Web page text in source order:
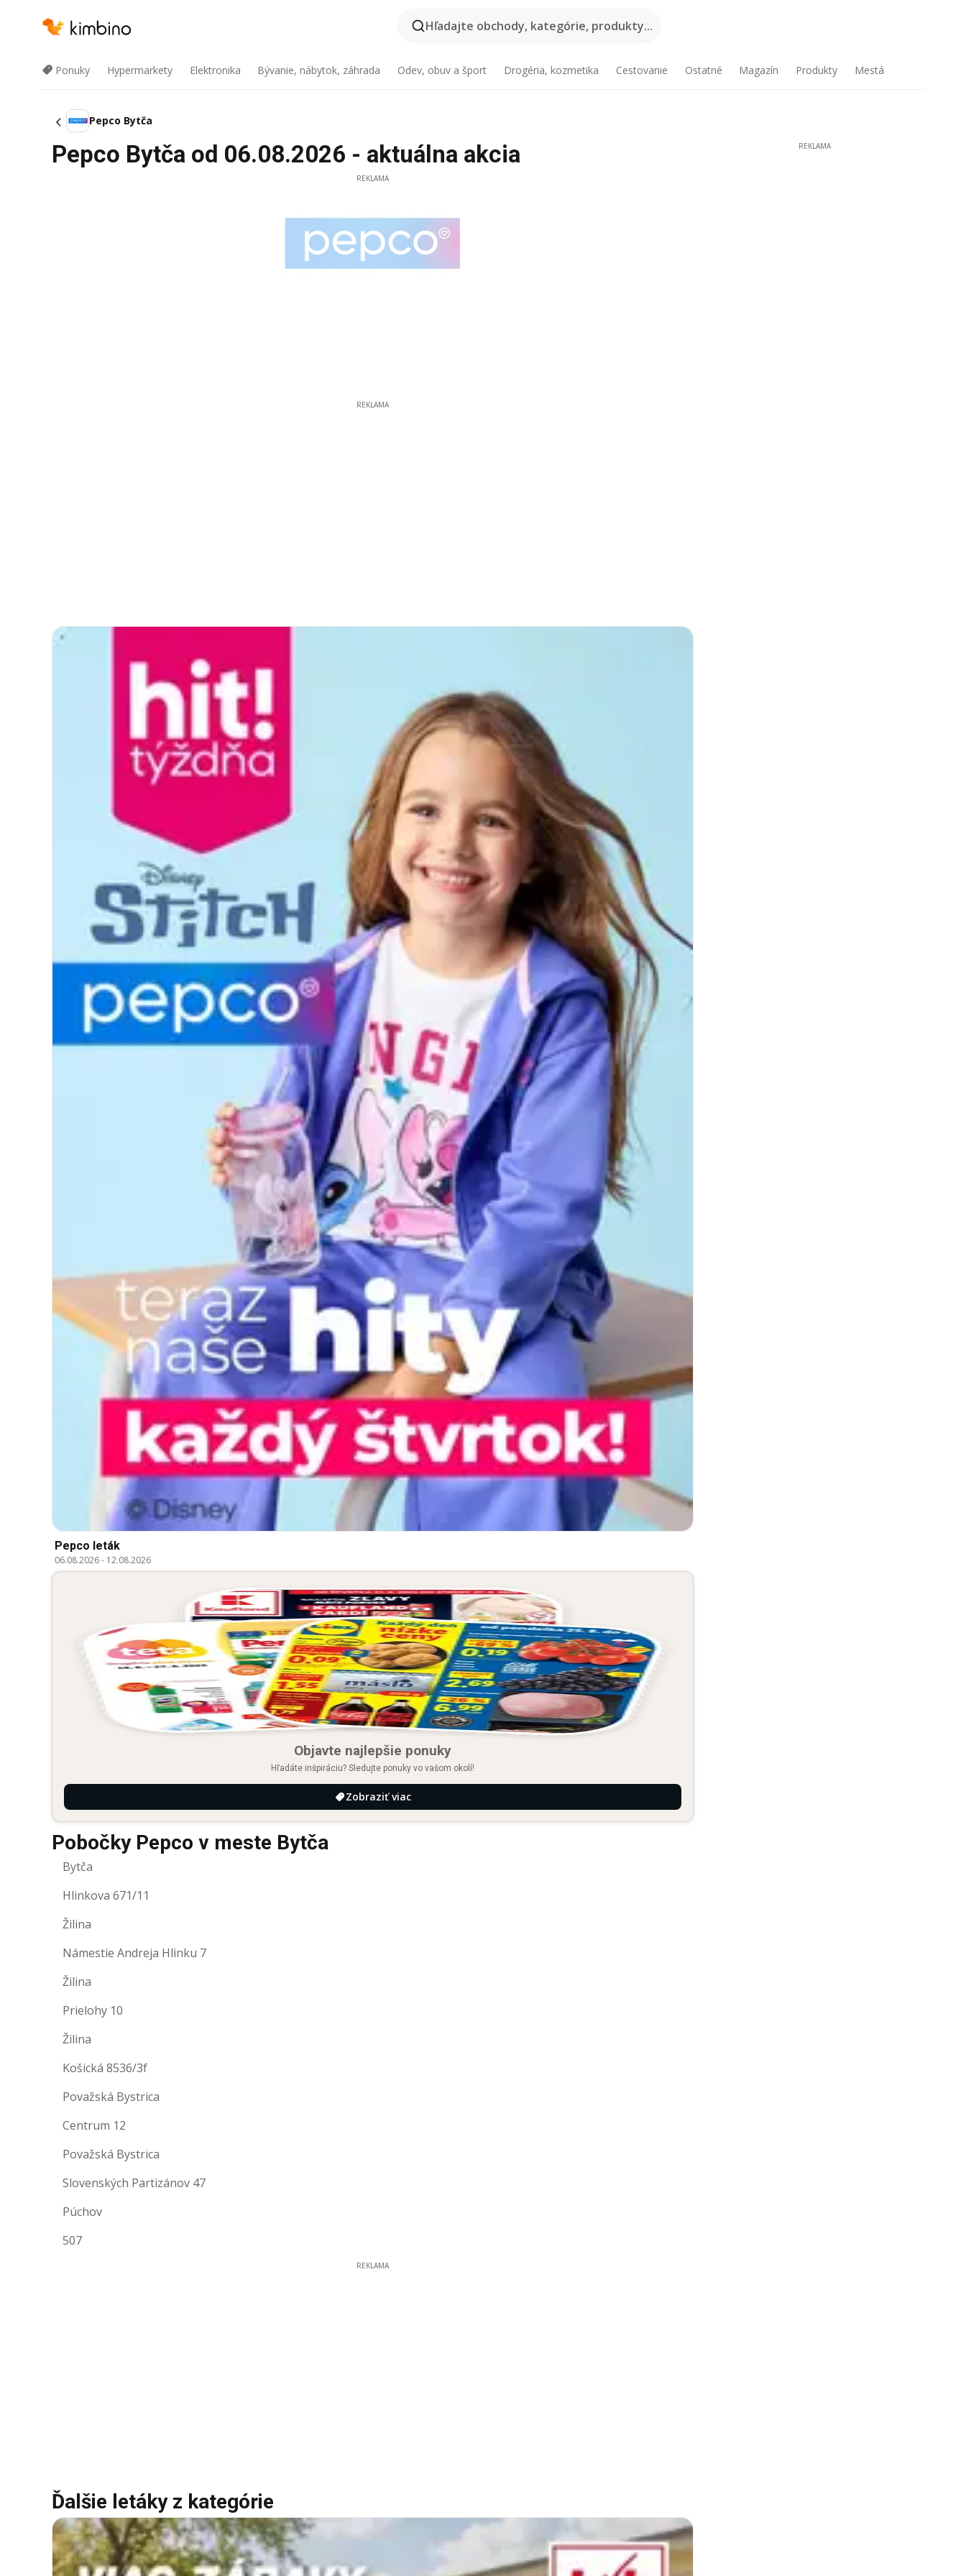
Hľadajte obchody, kategórie, produkty...
Ponuky Hypermarkety Elektronika Bývanie, nábytok, záhrada Odev, obuv a šport Drogéria, kozmetika Cestovanie Ostatné Magazín Produkty Mestá
Pepco Bytča
Pepco Bytča od 06.08.2026 - aktuálna akcia
REKLAMA
REKLAMA
Pepco leták
06.08.2026- 12.08.2026
Objavte najlepšie ponuky
Hľadáte inšpiráciu? Sledujte ponuky vo vašom okolí!
Zobraziť viac
Pobočky Pepco v meste Bytča
Bytča
Hlinkova 671/11
Žilina
Námestie Andreja Hlinku 7
Žilina
Prielohy 10
Žilina
Košická 8536/3f
Považská Bystrica
Centrum 12
Považská Bystrica
Slovenských Partizánov 47
Púchov
507
REKLAMA
Ďalšie letáky z kategórie
REKLAMA